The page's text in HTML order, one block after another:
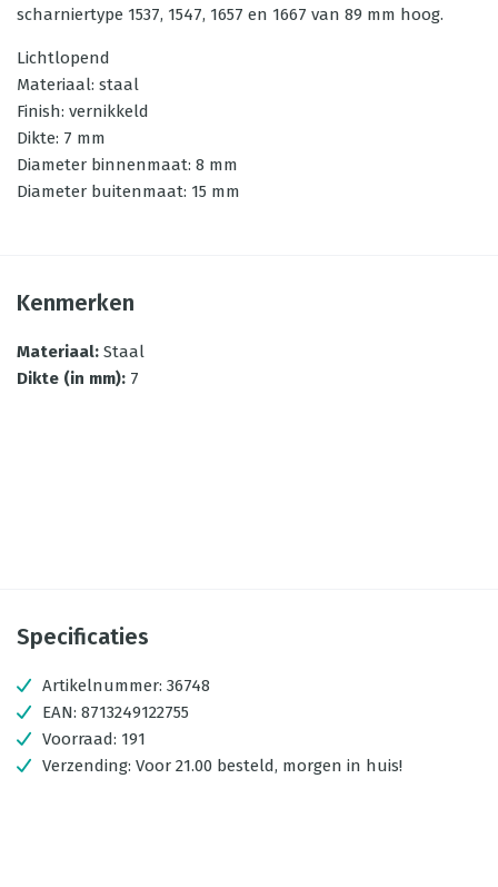
scharniertype 1537, 1547, 1657 en 1667 van 89 mm hoog.
Lichtlopend
Materiaal: staal
Finish: vernikkeld
Dikte: 7 mm
Diameter binnenmaat: 8 mm
Diameter buitenmaat: 15 mm
Kenmerken
Materiaal: Staal
Dikte (in mm): 7
Specificaties
Artikelnummer: 36748
EAN: 8713249122755
Voorraad: 191
Verzending: Voor 21.00 besteld, morgen in huis!